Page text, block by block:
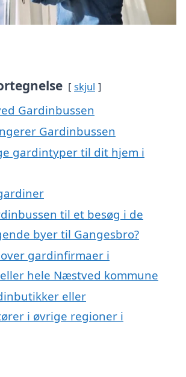
skjul
Gardinbussen
Gardinbussen
gardintyper til dit hjem i
til et besøg i de
byer til Gangesbro?
gardinfirmaer i
hele Næstved kommune
eller
i øvrige regioner i